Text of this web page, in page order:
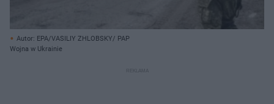
Autor: EPA/VASILIY ZHLOBSKY/ PAP
Wojna w Ukrainie